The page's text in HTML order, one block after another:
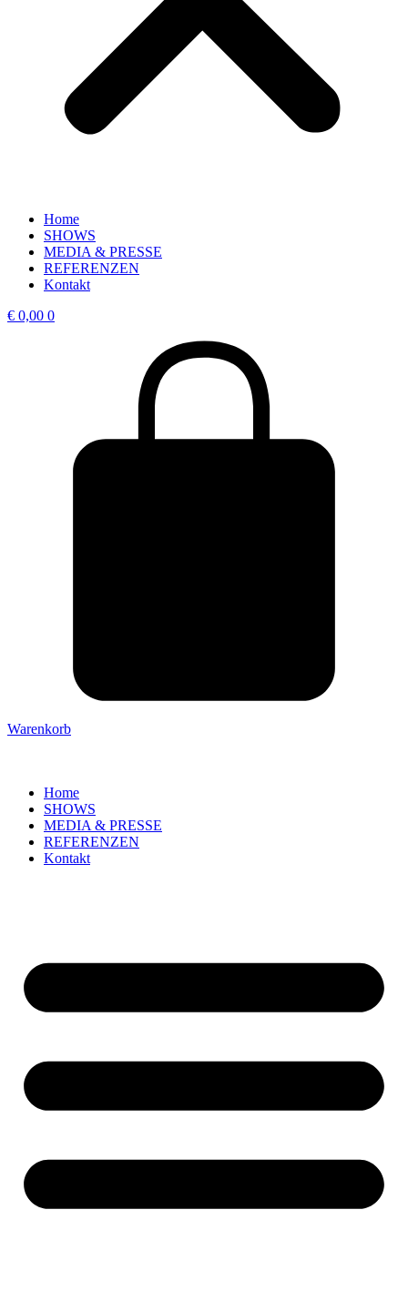
Home
SHOWS
MEDIA & PRESSE
REFERENZEN
Kontakt
€ 0,00 0
Warenkorb
Home
SHOWS
MEDIA & PRESSE
REFERENZEN
Kontakt